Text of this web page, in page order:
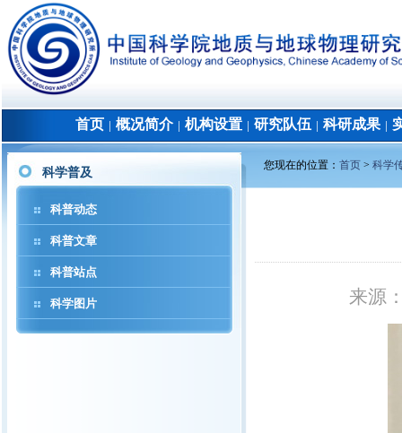
首页 概况简介│ 机构设置 研究队伍 科研成果│
科学普及
科普动态
科普文章
科普站点
科学图片
您现在的位置： 首页 > 科学
来源